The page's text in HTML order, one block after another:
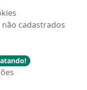
cadastrados